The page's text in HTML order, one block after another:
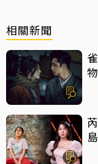
相關新聞